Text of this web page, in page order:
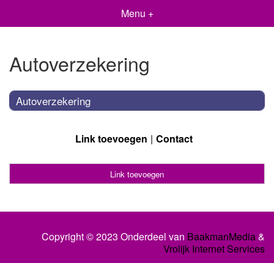
Menu +
Autoverzekering
Autoverzekering
Link toevoegen Contact
Link toevoegen
Copyright © 2023 Onderdeel van BaakmanMedia&
Vrolijk Internet Services